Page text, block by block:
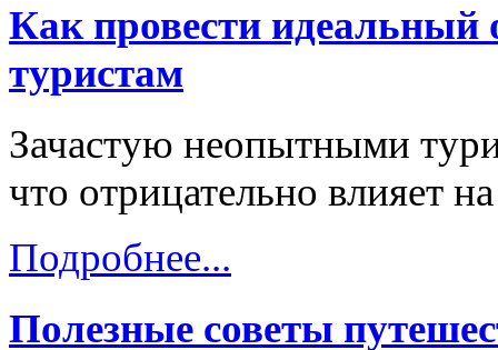
Как провести
туристам
Зачастую неопытными
что отрицательно влияет
Подробнее...
Полезные советы